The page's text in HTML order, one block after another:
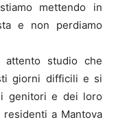
mettendo in
e non perdiamo
studio che
giorni difficili e si
genitori e dei loro
a Mantova